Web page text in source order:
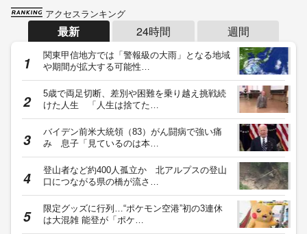
アクセスランキング
最新 24時間 週間
関東甲信地方では「警報級の大雨」となる地域
や期間が拡大する可能性…
5歳で両足切断、差別や困難を乗り越え挑戦続
けた人生 「人生は捨てた…
バイデン前米大統領（83）がん闘病で強い痛
み 息子「見ているのは本…
登山者など約400人孤立か 北アルプスの登山
口につながる県の橋が流さ…
限定グッズに行列…“ポケモン空港”初の3連休
は大混雑 能登が「ポケ…